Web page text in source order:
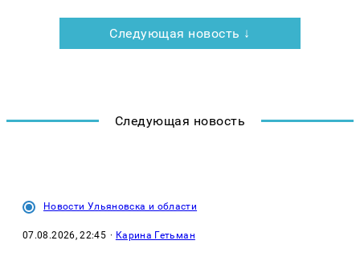
Следующая новость ↓
Следующая новость
Новости Ульяновска и области
07.08.2026, 22:45 · Карина Гетьман